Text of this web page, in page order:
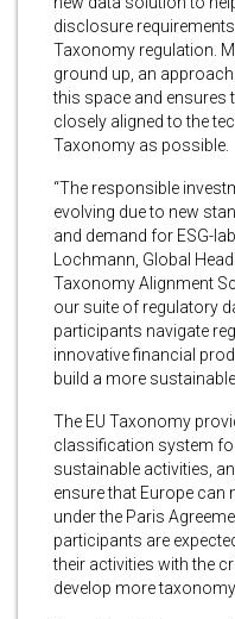
disclosure requirements
Taxonomy regulation.
ground up, an
this space and ensures
closely aligned to the
Taxonomy as possible.
“The responsible
evolving due to new
and demand for ESG-
Lochmann, Global Head
Taxonomy Alignment
our suite of regulatory
participants navigate
innovative financial
build a more
The EU Taxonomy
classification system
sustainable activities,
ensure that Europe
under the Paris
participants are
their activities with the
develop more